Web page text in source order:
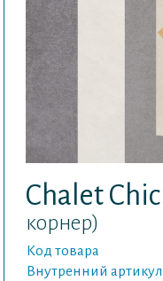
Chalet
корнер)
Код товара
Внутренний артикул